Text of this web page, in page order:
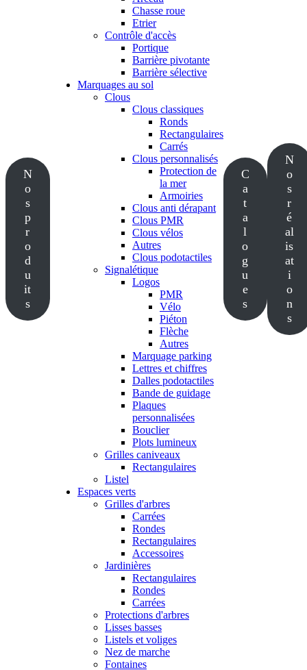
N
o
s
p
r
o
d
u
it
s
Chasse roue
Etrier
Contrôle d'accès
Portique
Barrière pivotante
Barrière sélective
Marquages au sol
Clous
Clous classiques
Ronds
Rectangulaires
Carrés
Clous personnalisés
Protection de
la mer
Armoiries
Clous anti dérapant
Clous PMR
Clous vélos
Autres
Clous podotactiles
Signalétique
Logos
PMR
Vélo
Piéton
Flèche
Autres
Marquage parking
Lettres et chiffres
Dalles podotactiles
Bande de guidage
Plaques
personnalisées
Bouclier
Plots lumineux
Grilles caniveaux
Rectangulaires
Listel
Espaces verts
Grilles d'arbres
Carrées
Rondes
Rectangulaires
Accessoires
Jardinières
Rectangulaires
Rondes
Carrées
Protections d'arbres
Lisses basses
Listels et voliges
Nez de marche
Fontaines
C
a
t
a
l
o
g
u
e
s
N
o
s
r
é
al
is
at
i
o
n
s